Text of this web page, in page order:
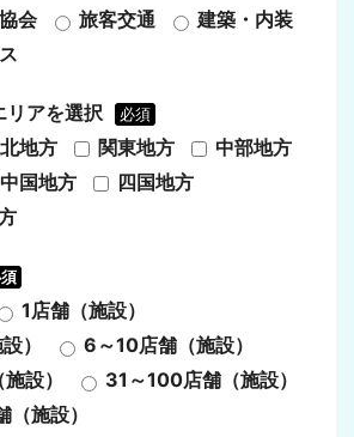
会
旅客交通
建築・内装
リアを選択 必須
地方 関東地方
中部地方
中国地方
四国地方
1店舗（施設）
）
6～10店舗（施設）
設）
31～100店舗（施設）
施設）